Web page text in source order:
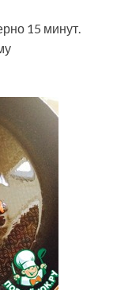
15 минут.